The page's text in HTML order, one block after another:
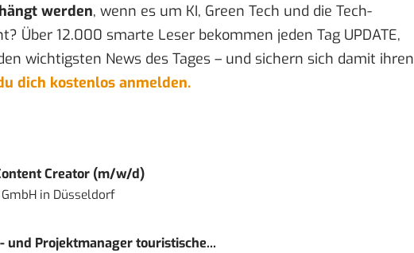
werden, wenn es um KI, Green Tech und die Tech-
Über 12.000 smarte Leser bekommen jeden Tag UPDATE,
wichtigsten News des Tages – und sichern sich damit ihren
dich kostenlos anmelden.
Creator (m/w/d)
in Düsseldorf
und Projektmanager touristische...